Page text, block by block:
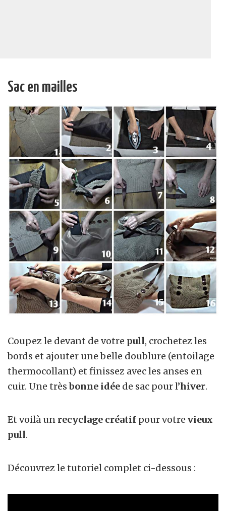
Sac en mailles
Coupez le devant de votre pull, crochetez les
bords et ajouter une belle doublure (entoilage
thermocollant) et finissez avec les anses en
cuir. Une trèsbonne idée de sac pour l’hiver.
Et voilà un recyclage créatif pour votre vieux
pull.
Découvrez le tutoriel complet ci-dessous :